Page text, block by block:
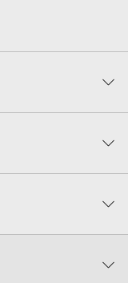
ではお使いい